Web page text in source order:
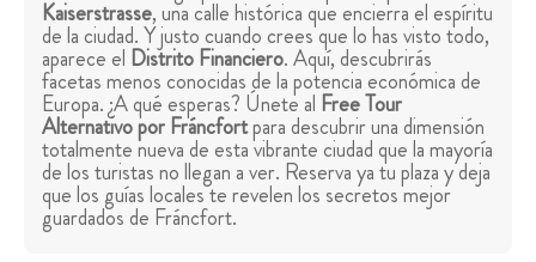
Kaiserstrasse, una calle histórica que encierra el espíritu
de la ciudad. Y justo cuando crees que lo has visto todo,
aparece el Distrito Financiero. Aquí, descubrirás
facetas menos conocidas de la potencia económica de
Europa. ¿A qué esperas? Únete al Free Tour
Alternativo por Fráncfortpara descubrir una dimensión
totalmente nueva de esta vibrante ciudad que la mayoría
de los turistas no llegan a ver. Reserva ya tu plaza y deja
que los guías locales te revelen los secretos mejor
guardados de Fráncfort.